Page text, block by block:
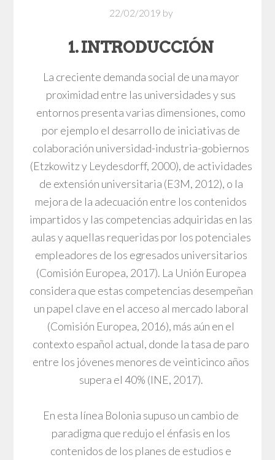
22/02/2019 by
1. INTRODUCCIÓN
La creciente demanda social de una mayor
proximidad entre las universidades y sus
entornos presenta varias dimensiones, como
por ejemplo el desarrollo de iniciativas de
colaboración universidad-industria-gobiernos
(Etzkowitz y Leydesdorff, 2000), de actividades
de extensión universitaria (E3M, 2012), o la
mejora de la adecuación entre los contenidos
impartidos y las competencias adquiridas en las
aulas y aquellas requeridas por los potenciales
empleadores de los egresados universitarios
(Comisión Europea, 2017). La Unión Europea
considera que estas competencias desempeñan
un papel clave en el acceso al mercado laboral
(Comisión Europea, 2016), más aún en el
contexto español actual, donde la tasa de paro
entre los jóvenes menores de veinticinco años
supera el 40% (INE, 2017).
En esta línea Bolonia supuso un cambio de
paradigma que redujo el énfasis en los
contenidos de los planes de estudios e